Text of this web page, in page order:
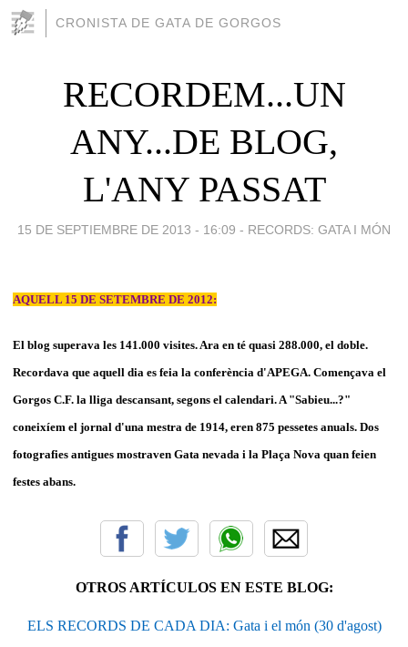
CRONISTA DE GATA DE GORGOS
RECORDEM...UN
ANY...DE BLOG,
L'ANY PASSAT
15 DE SEPTIEMBRE DE 2013 - 16:09 - RECORDS: GATA I MÓN
AQUELL 15 DE SETEMBRE DE 2012:
El blog superava les 141.000 visites. Ara en té quasi 288.000, el doble.
Recordava que aquell dia es feia la conferència d'APEGA. Començava el
Gorgos C.F. la lliga descansant, segons el calendari. A "Sabieu...?"
coneixíem el jornal d'una mestra de 1914, eren 875 pessetes anuals. Dos
fotografies antigues mostraven Gata nevada i la Plaça Nova quan feien
festes abans.
OTROS ARTÍCULOS EN ESTE BLOG:
ELS RECORDS DE CADA DIA: Gata i el món (30 d'agost)